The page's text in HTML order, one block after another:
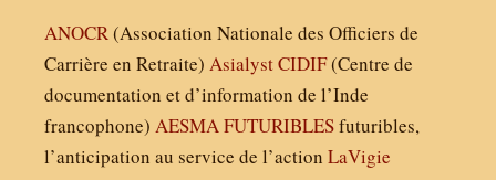
ANOCR (Association Nationale des Officiers de
Carrière en Retraite) AsialystCIDIF(Centre de
documentation et d’information de l’Inde
francophone) AESMA FUTURIBLESfuturibles,
l’anticipation au service de l’action LaVigie